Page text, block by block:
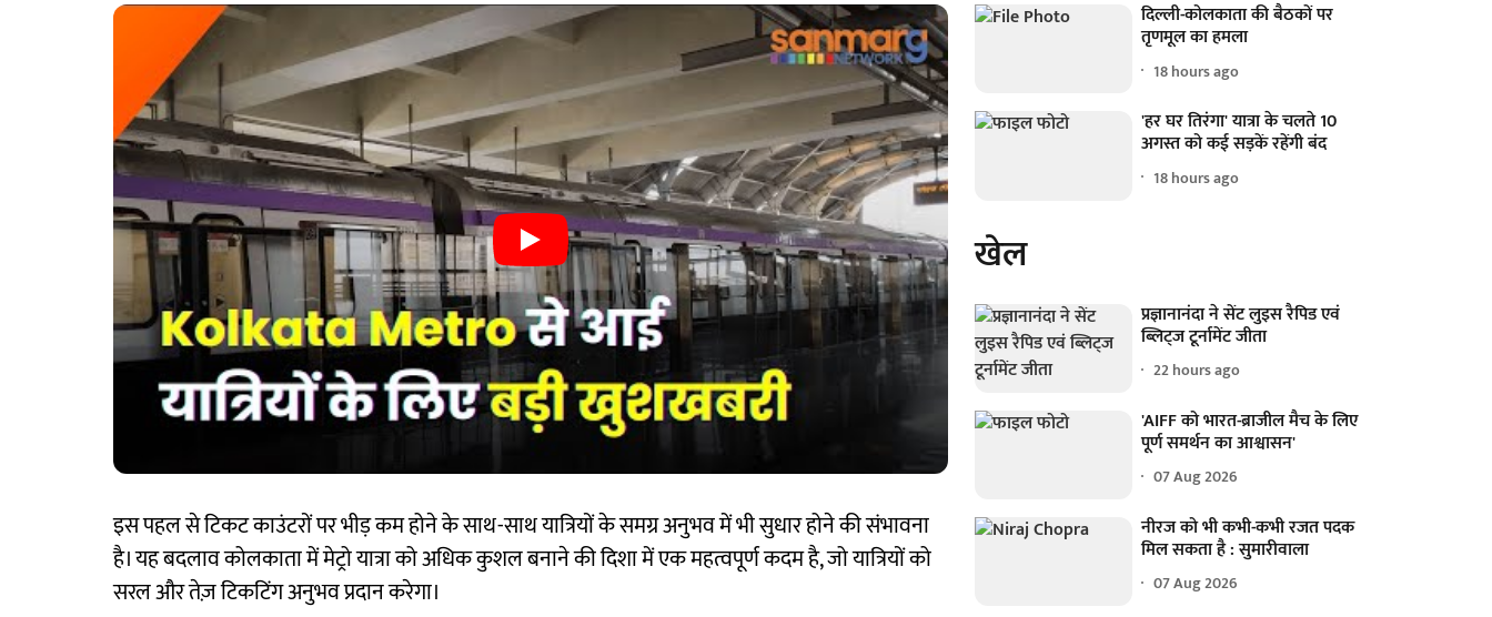
इस पहल से टिकट काउंटरों पर भीड़ कम होने के साथ-साथ यात्रियों के समग्र अनुभव में भी सुधार होने की संभावना
है। यह बदलाव कोलकाता में मेट्रो यात्रा को अधिक कुशल बनाने की दिशा में एक महत्वपूर्ण कदम है, जो यात्रियों को
सरल और तेज़ टिकटिंग अनुभव प्रदान करेगा।
दिल्ली-कोलकाता की बैठकों पर
तृणमूल का हमला
18 hours ago
'हर घर तिरंगा' यात्रा के चलते 10
अगस्त को कई सड़कें रहेंगी बंद
18 hours ago
खेल
प्रज्ञानानंदा ने सेंट लुइस रैपिड एवं
ब्लिट्ज टूर्नामेंट जीता
22 hours ago
'AIFF को भारत-ब्राजील मैच के लिए
पूर्ण समर्थन का आश्वासन'
07 Aug 2026
नीरज को भी कभी-कभी रजत पदक
मिल सकता है : सुमारीवाला
07 Aug 2026